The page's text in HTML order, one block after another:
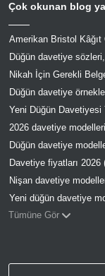
Çok okunan blog
Amerikan Bristol
Düğün davetiye
Nikah İçin Gerekli
Düğün davetiye
Yeni Düğün Davetiyesi
2026 davetiye
Düğün davetiye
Davetiye fiyatları 2026
Nişan davetiye
Yeni düğün davetiye
Tümüne Gör